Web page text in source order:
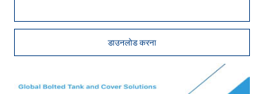
डाउनलोड करना